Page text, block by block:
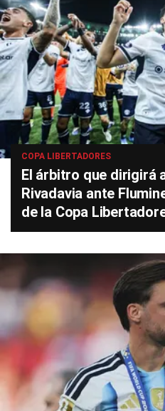
COPA LIBERTADORES
El árbitro que dirigirá
Rivadavia ante
de la Copa